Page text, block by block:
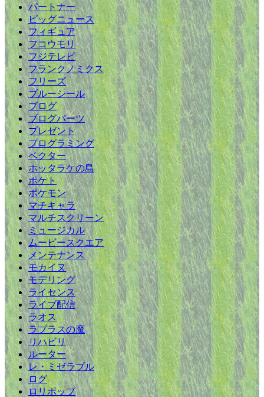
パートナー
ビッグニュース
フィギュア
フコウモリ
フジテレビ
フランクノミクス
フリーズ
ブルーシール
ブログ
ブログパーツ
プレゼント
プログラミング
ベクター
ホッタラケの島
ポケト
ポケモン
マチキャラ
マルチスクリーン
ミュージカル
ムービースクエア
メンテナンス
モカイヌ
モデリング
ライセンス
ライブ配信
ラオス
ラプラスの魔
リハビリ
ルーター
レ・ミゼラブル
ログ
ロリポップ